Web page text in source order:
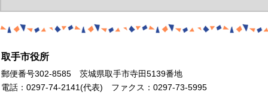
取手市役所
郵便番号302-8585 茨城県取手市寺田5139番地
電話：0297-74-2141(代表) ファクス：0297-73-5995